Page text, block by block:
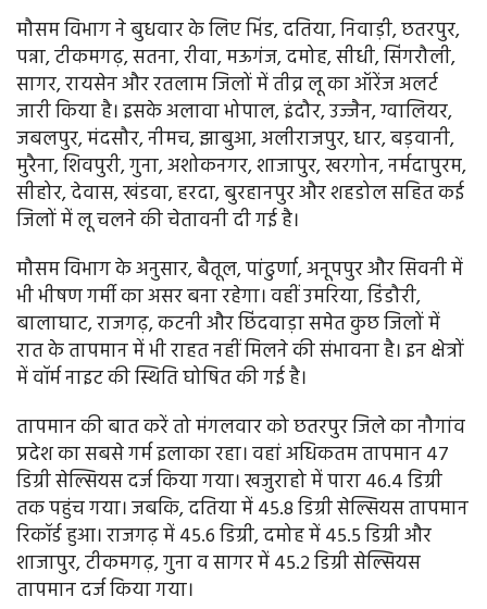
मौसम विभाग ने बुधवार के लिए भिंड, दतिया, निवाड़ी, छतरपुर,
पन्ना, टीकमगढ़, सतना, रीवा, मऊगंज, दमोह, सीधी, सिंगरौली,
सागर, रायसेन और रतलाम जिलों में तीव्र लू का ऑरेंज अलर्ट
जारी किया है। इसके अलावा भोपाल, इंदौर, उज्जैन, ग्वालियर,
जबलपुर, मंदसौर, नीमच, झाबुआ, अलीराजपुर, धार, बड़वानी,
मुरैना, शिवपुरी, गुना, अशोकनगर, शाजापुर, खरगोन, नर्मदापुरम,
सीहोर, देवास, खंडवा, हरदा, बुरहानपुर और शहडोल सहित कई
जिलों में लू चलने की चेतावनी दी गई है।
मौसम विभाग के अनुसार, बैतूल, पांढुर्णा, अनूपपुर और सिवनी में
भी भीषण गर्मी का असर बना रहेगा। वहीं उमरिया, डिंडौरी,
बालाघाट, राजगढ़, कटनी और छिंदवाड़ा समेत कुछ जिलों में
रात के तापमान में भी राहत नहीं मिलने की संभावना है। इन क्षेत्रों
में वॉर्म नाइट की स्थिति घोषित की गई है।
तापमान की बात करें तो मंगलवार को छतरपुर जिले का नौगांव
प्रदेश का सबसे गर्म इलाका रहा। वहां अधिकतम तापमान 47
डिग्री सेल्सियस दर्ज किया गया। खजुराहो में पारा 46.4 डिग्री
तक पहुंच गया। जबकि, दतिया में 45.8 डिग्री सेल्सियस तापमान
रिकॉर्ड हुआ। राजगढ़ में 45.6 डिग्री, दमोह में 45.5 डिग्री और
शाजापुर, टीकमगढ़, गुना व सागर में 45.2 डिग्री सेल्सियस
तापमान दर्ज किया गया।